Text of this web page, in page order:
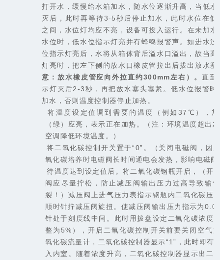
打开水，缓慢给水箱加水，随水位逐渐升高，当低水
灭后，此时再等待3-5秒后停止加水，此时水位在低
之间，水位灯均应不亮，设备可投入运行。 在未加水
水位时，低水位指示灯亮并有蜂鸣报警声 。如进水
位指示灯亮后，水将从箱体背后溢水口溢出，故当高
灯亮时，把左下侧的放水口橡皮管拉出后拔出放水塞
意：放水橡皮管应向外拉直约300mm左右）。直至
示灯灭后2-3秒，再把放水塞头塞紧。低水位报警时
加水，否则温度控制器停止加热。
将温度设定值调到需要的温度（例如 37 ℃），
（绿）应亮，表示正在加热。
（ 注：环境温度超出
空调降低环境温度。
）
将二氧化碳控制开关置于“0”。（关闭电磁阀，因
氧化碳培养时电磁阀长时间通电会发热，影响电磁
待温度达到设定值后。将二氧化碳钢瓶开启，（开
阀应尽量拧松，防止减压阀输出压力过高导致输
裂！）减压阀上进气压力表指示钢瓶内二氧化碳压
顺时针拧减压阀旋扭。使减压阀输出压力指示为
针处于刻度线中间。此时用拨盘设定二氧化碳浓度
整为 5% ），开启二氧化碳控制开关前要关闭空气
氧化碳流量计，二氧化碳控制器显示“1”，此时即有
入内室。随着浓度升高，二氧化碳控制器显示出二